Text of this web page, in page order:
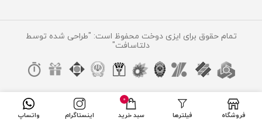
تمام حقوق برای ایزی دوخت محفوظ است: "طراحی شده توسط
دلتاسافت"
فروشگاه فیلترها
0
سبد خرید اینستاگرام واتساپ